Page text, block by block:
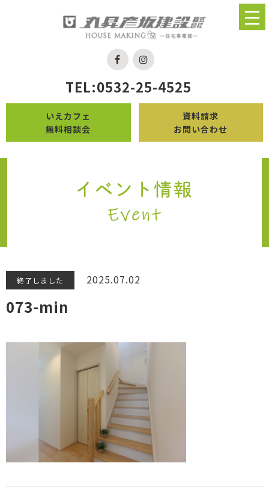
TEL:0532-25-4525
いえカフェ
無料相談会
資料請求
お問い合わせ
終了しました 2025.07.02
073-min